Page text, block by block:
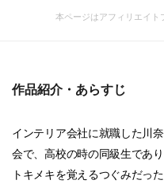
本ページはアフィリエイト
作品紹介・あらすじ
インテリア会社に就職した川
会で、高校の時の同級生であ
トキメキを覚えるつぐみだっ